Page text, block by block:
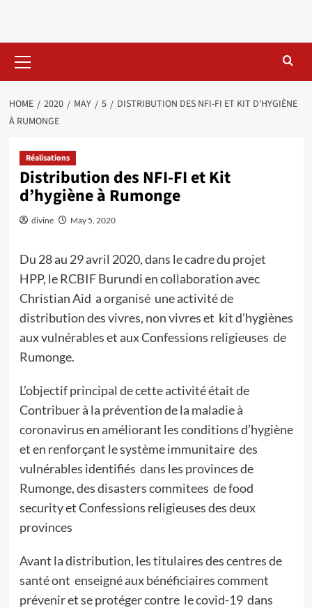
content
Menu
HOME 2020 MAY 5
DISTRIBUTION DES NFI-FI ET KIT D’HYGIÈNE
À RUMONGE
Réalisations
Distribution des NFI-FI et Kit
d’hygiène à Rumonge
divine May 5, 2020
Du 28 au 29 avril 2020, dans le cadre du projet
HPP, le RCBIF Burundi en collaboration avec
Christian Aid a organisé une activité de
distribution des vivres, non vivres et kit d’hygiènes
aux vulnérables et aux Confessions religieuses de
Rumonge.
L’objectif principal de cette activité était de
Contribuer à la prévention de la maladie à
coronavirus en améliorant les conditions d’hygiène
et en renforçant le système immunitaire des
vulnérables identifiés dans les provinces de
Rumonge, des disasters commitees de food
security et Confessions religieuses des deux
provinces
Avant la distribution, les titulaires des centres de
santé ont enseigné aux bénéficiaires comment
prévenir et se protéger contre le covid-19 dans